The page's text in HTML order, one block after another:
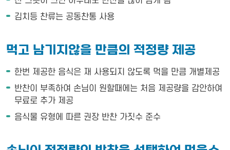
김치등 찬류는 공동찬통 사용
먹고 남기지않을 만큼의 적정량 제공
한번 제공한 음식은 재 사용되지 않도록 먹을 만큼 개별제공
반찬이 부족하여 손님이 원할때에는 처음 제공량을 감안하여
무료로 추가 제공
음식물 유형에 따른 권장 반찬 가짓수 준수